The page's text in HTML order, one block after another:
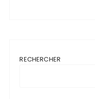
RECHERCHER